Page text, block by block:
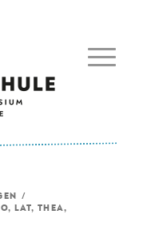
/
LAT, THEA,